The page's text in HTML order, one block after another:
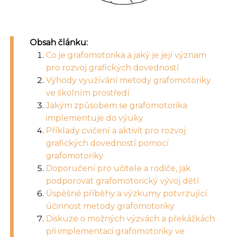
Obsah článku:
Co je grafomotorika a jaký je její význam
pro rozvoj grafických dovedností
Výhody využívání metody grafomotoriky
ve školním prostředí
Jakým způsobem se grafomotorika
implementuje do výuky
Příklady cvičení a aktivit pro rozvoj
grafických dovedností pomocí
grafomotoriky
Doporučení pro učitele a rodiče, jak
podporovat grafomotorický vývoj dětí
Úspěšné příběhy a výzkumy potvrzující
účinnost metody grafomotoriky
Diskuze o možných výzvách a překážkách
při implementaci grafomotoriky ve